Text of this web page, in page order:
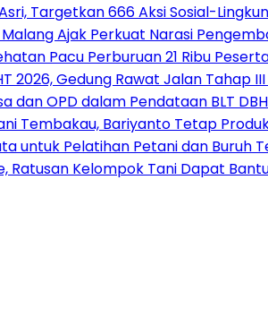
Targetkan 666 Aksi Sosial-
Ajak Perkuat Narasi
Pacu Perburuan 21 Ribu
2026, Gedung Rawat Jalan Tahap
dan OPD dalam Pendataan BLT
Tembakau, Bariyanto Tetap
untuk Pelatihan Petani dan Buruh
Kelompok Tani Dapat